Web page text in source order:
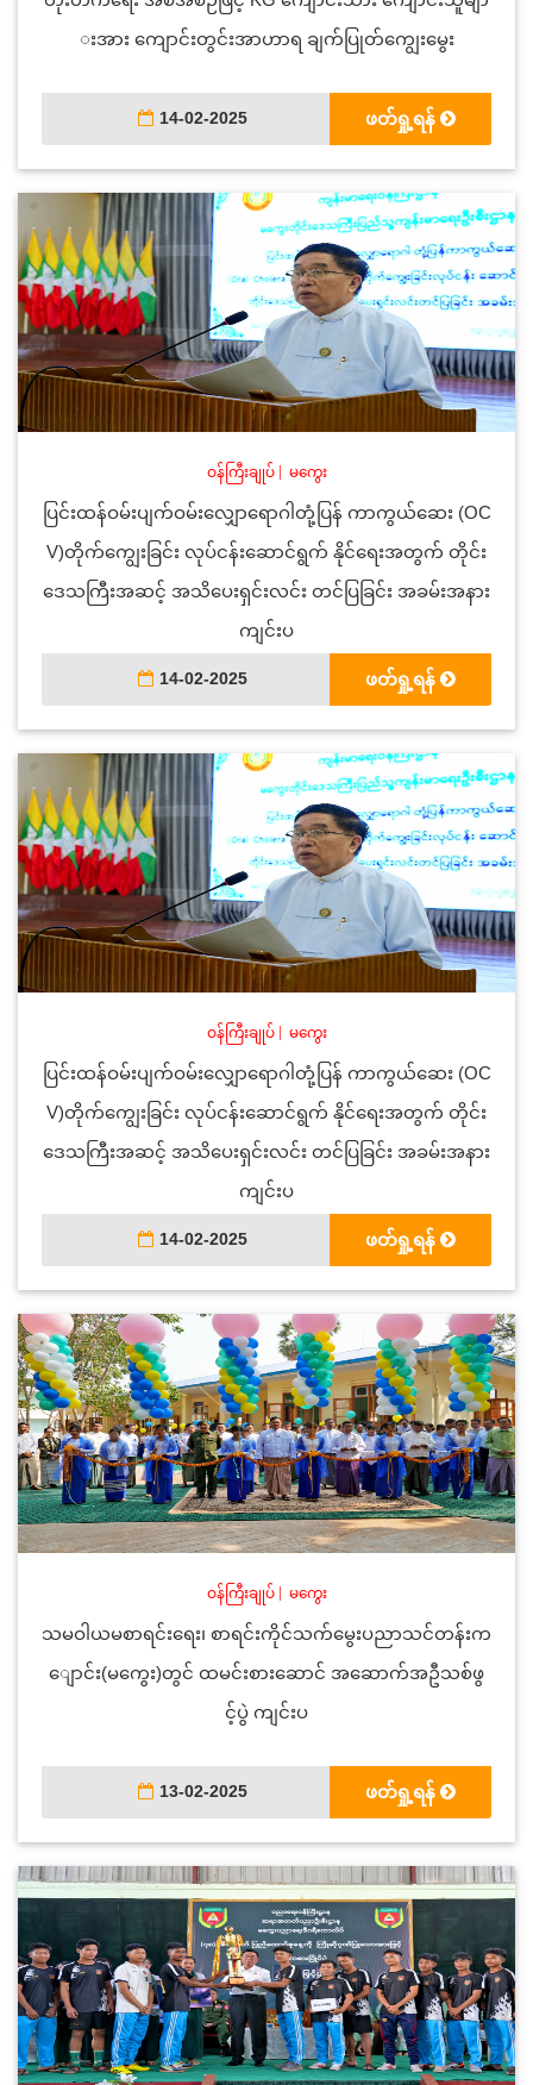
းအား ကျောင်းတွင်းအာဟာရ‌ ချက်ပြုတ်ကျွေးမွေး
14-02-2025 ဖတ်ရှု့ရန်
ဝန်ကြီးချုပ်| မကွေး
ပြင်းထန်ဝမ်းပျက်ဝမ်းလျှောရောဂါတုံ့ပြန် ကာကွယ်ဆေး (OC
V)တိုက်ကျွေးခြင်း လုပ်ငန်းဆောင်ရွက် နိုင်ရေးအတွက် တိုင်း
ဒေသကြီးအဆင့် အသိပေးရှင်းလင်း တင်ပြခြင်း အခမ်းအနား
ကျင်းပ
14-02-2025 ဖတ်ရှု့ရန်
ဝန်ကြီးချုပ်| မကွေး
ပြင်းထန်ဝမ်းပျက်ဝမ်းလျှောရောဂါတုံ့ပြန် ကာကွယ်ဆေး (OC
V)တိုက်ကျွေးခြင်း လုပ်ငန်းဆောင်ရွက် နိုင်ရေးအတွက် တိုင်း
ဒေသကြီးအဆင့် အသိပေးရှင်းလင်း တင်ပြခြင်း အခမ်းအနား
ကျင်းပ
14-02-2025 ဖတ်ရှု့ရန်
ဝန်ကြီးချုပ်| မကွေး
သမဝါယမစာရင်းရေး၊ စာရင်းကိုင်သက်မွေးပညာသင်တန်းက
ျောင်း(မကွေး)တွင် ထမင်းစားဆောင် အဆောက်အဦသစ်ဖွ
င့်ပွဲ ကျင်းပ
13-02-2025 ဖတ်ရှု့ရန်